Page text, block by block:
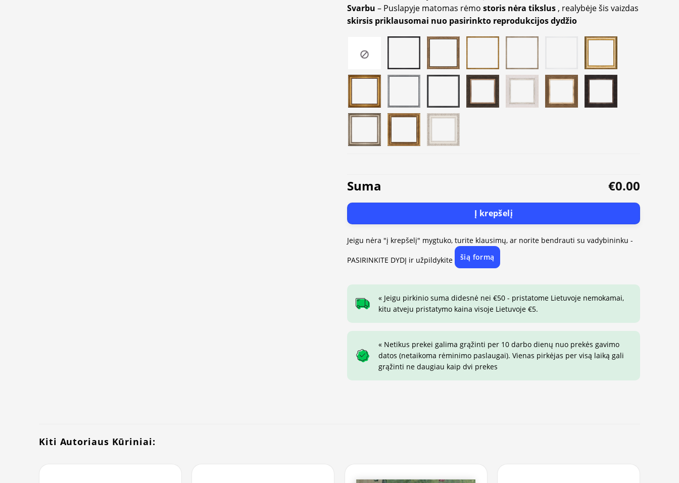
Svarbu – Puslapyje matomas rėmo storis nėra tikslus , realybėje šis vaizdas
skirsis priklausomai nuo pasirinkto reprodukcijos dydžio
Suma €0.00
Į krepšelį
Jeigu nėra "į krepšelį" mygtuko, turite klausimų, ar norite bendrauti su vadybininku -
PASIRINKITE DYDĮ ir užpildykite šią formą
« Jeigu pirkinio suma didesnė nei €50 - pristatome Lietuvoje nemokamai,
kitu atveju pristatymo kaina visoje Lietuvoje €5.
« Netikus prekei galima grąžinti per 10 darbo dienų nuo prekės gavimo
datos (netaikoma rėminimo paslaugai). Vienas pirkėjas per visą laiką gali
grąžinti ne daugiau kaip dvi prekes
Kiti Autoriaus Kūriniai: